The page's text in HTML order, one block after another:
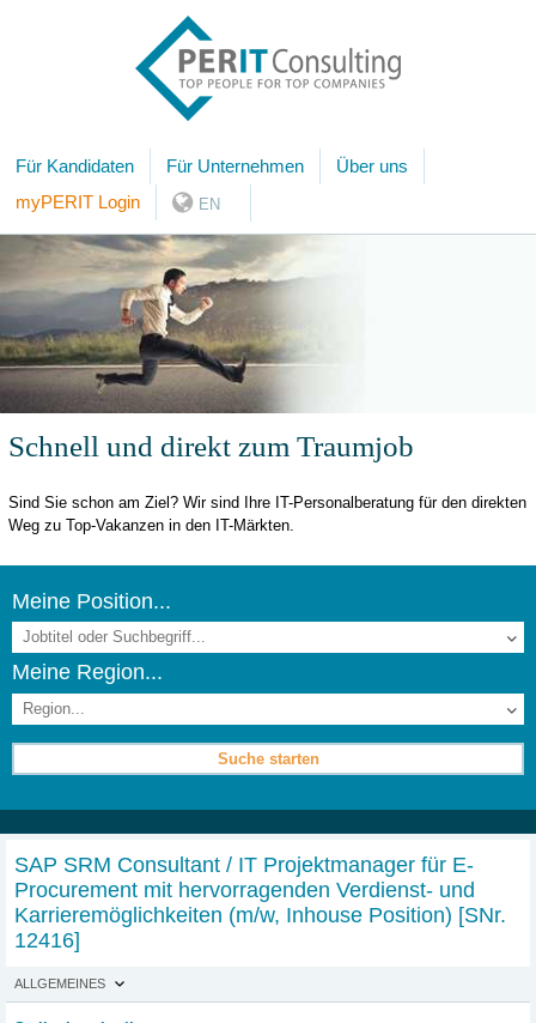
Für Kandidaten Für Unternehmen
Über uns
myPERIT Login
EN
Schnell und direkt zum Traumjob
Sind Sie schon am Ziel? Wir sind Ihre IT-Personalberatung für den direkten
Weg zu Top-Vakanzen in den IT-Märkten.
Meine Position...
Meine Region...
SAP SRM Consultant / IT Projektmanager für E-
Procurement mit hervorragenden Verdienst- und
Karrieremöglichkeiten (m/w, Inhouse Position) [SNr.
12416]
ALLGEMEINES